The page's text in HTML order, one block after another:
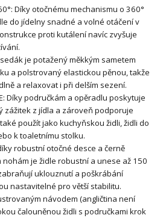
Díky otočnému mechanismu o 360°
do jídelny snadné a volné otáčení v
proti kutálení navíc zvyšuje
je potažený měkkým sametem
a polstrovaný elastickou pěnou, takže
a relaxovat i při delším sezení.
Díky područkám a opěradlu poskytuje
zážitek z jídla a zároveň podporuje
použít jako kuchyňskou židli, židli do
k toaletnímu stolku.
robustní otočné desce a černě
je židle robustní a unese až 150
uklouznutí a poškrábání
nastavitelné pro větší stabilitu.
návodem (angličtina není
čalouněnou židli s područkami krok